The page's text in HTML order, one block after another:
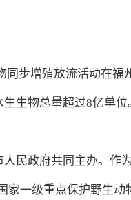
同步增殖放流活动在福
生物总量超过8亿单位
民政府共同主办。作
家一级重点保护野生动